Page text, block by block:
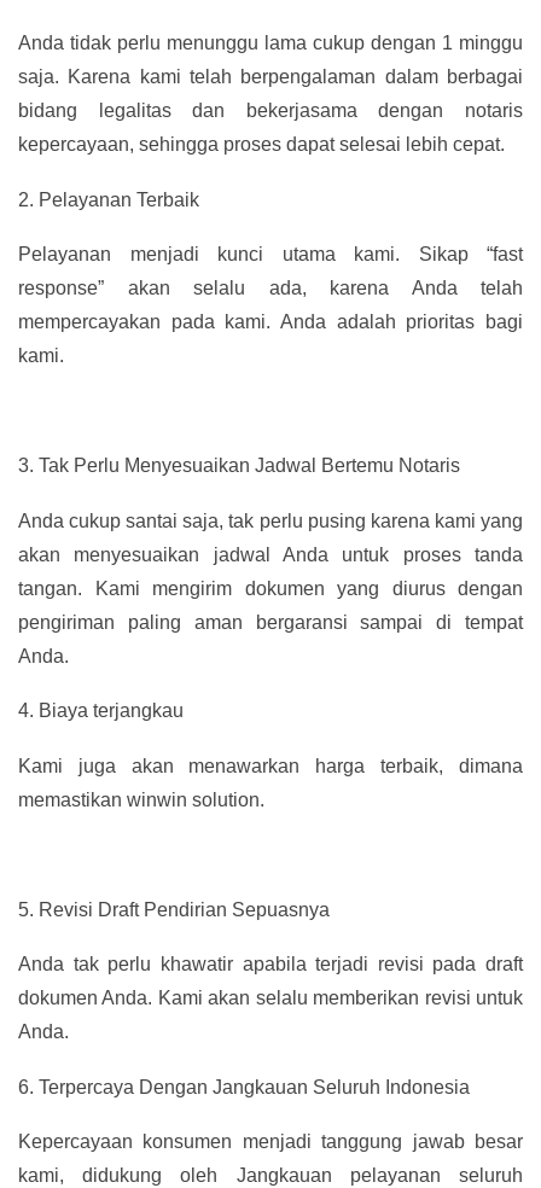
Anda tidak perlu menunggu lama cukup dengan 1 minggu
saja. Karena kami telah berpengalaman dalam berbagai
bidang legalitas dan bekerjasama dengan notaris
kepercayaan, sehingga proses dapat selesai lebih cepat.
2. Pelayanan Terbaik
Pelayanan menjadi kunci utama kami. Sikap “fast
response” akan selalu ada, karena Anda telah
mempercayakan pada kami. Anda adalah prioritas bagi
kami.
3. Tak Perlu Menyesuaikan Jadwal Bertemu Notaris
Anda cukup santai saja, tak perlu pusing karena kami yang
akan menyesuaikan jadwal Anda untuk proses tanda
tangan. Kami mengirim dokumen yang diurus dengan
pengiriman paling aman bergaransi sampai di tempat
Anda.
4. Biaya terjangkau
Kami juga akan menawarkan harga terbaik, dimana
memastikan winwin solution.
5. Revisi Draft Pendirian Sepuasnya
Anda tak perlu khawatir apabila terjadi revisi pada draft
dokumen Anda. Kami akan selalu memberikan revisi untuk
Anda.
6. Terpercaya Dengan Jangkauan Seluruh Indonesia
Kepercayaan konsumen menjadi tanggung jawab besar
kami, didukung oleh Jangkauan pelayanan seluruh